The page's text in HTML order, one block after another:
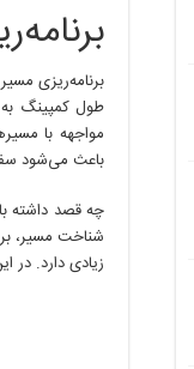
برنامه‌ریزی
طول کمپینگ
مواجهه با
باعث می‌شود
چه قصد داشته
شناخت مسیر،
زیادی دارد. در